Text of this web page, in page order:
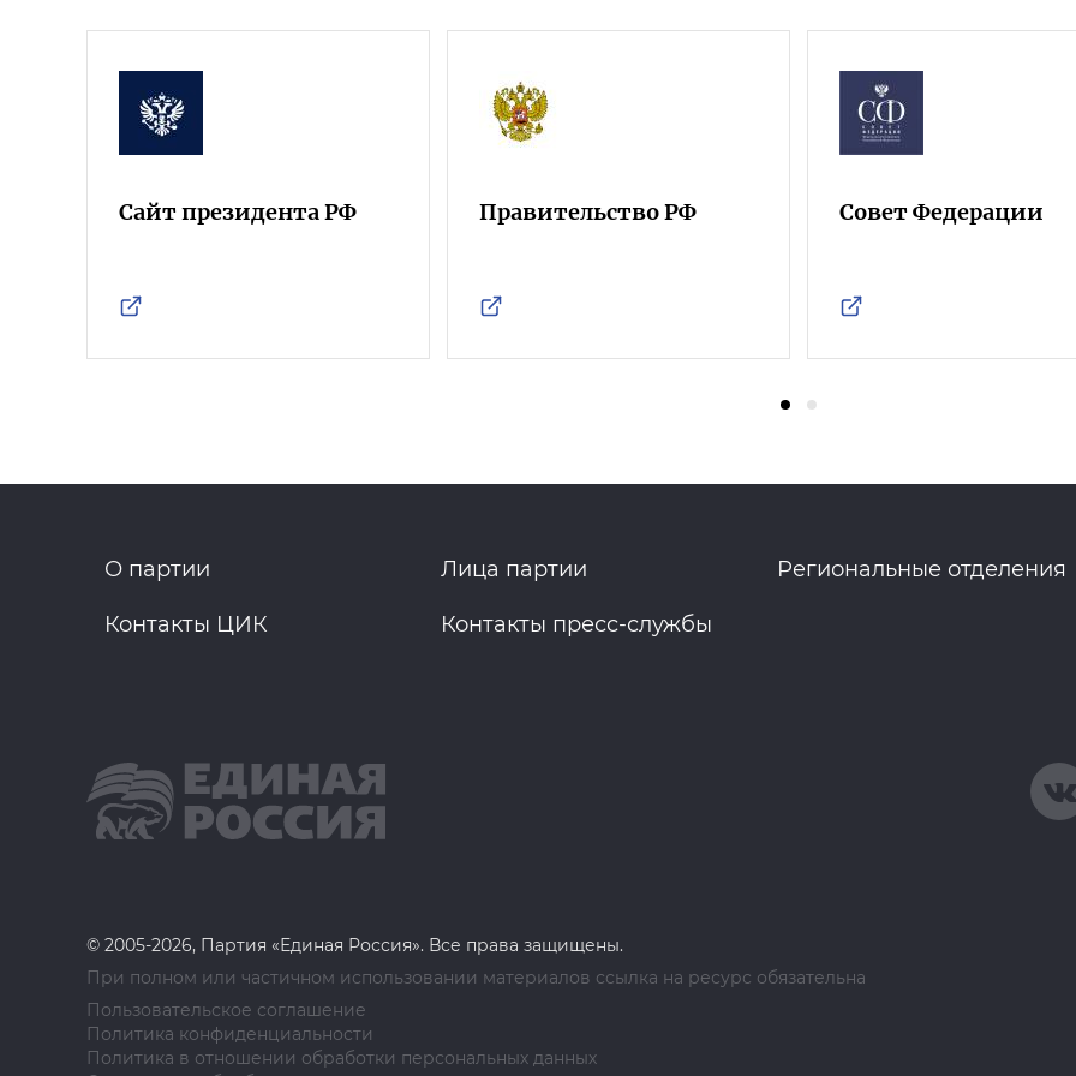
Сайт президента РФ Правительство РФ Совет Федерации
О партии Лица партии Региональные отделения
Контакты ЦИК Контакты пресс-службы
© 2005-2026, Партия «Единая Россия». Все права защищены.
При полном или частичном использовании материалов ссылка на ресурс обязательна
Пользовательское соглашение
Политика конфиденциальности
Политика в отношении обработки персональных данных